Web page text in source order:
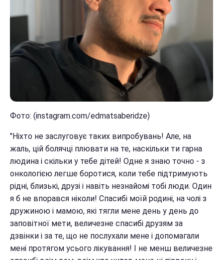
Фото: (instagram.com/edmatsaberidze)
"Ніхто не заслуговує таких випробувань! Але, на
жаль, цій болячці плювати на те, наскільки ти гарна
людина і скільки у тебе дітей! Одне я знаю точно - з
онкологією легше боротися, коли тебе підтримують
рідні, близькі, друзі і навіть незнайомі тобі люди. Один
я б не впорався ніколи! Спасибі моїй родині, на чолі з
дружиною і мамою, які тягли мене день у день до
заповітної мети, величезне спасибі друзям за
дзвінки і за те, що не послухали мене і допомагали
мені протягом усього лікування! І не менш величезне